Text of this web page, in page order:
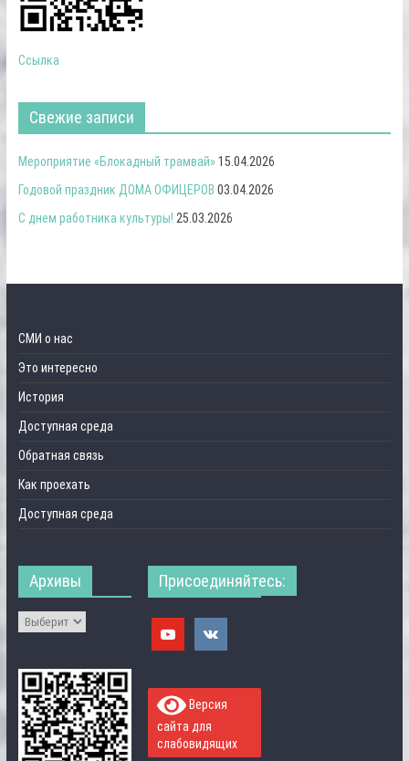
Ссылка
Свежие записи
Мероприятие «Блокадный трамвай» 15.04.2026
Годовой праздник ДОМА ОФИЦЕРОВ 03.04.2026
С днем работника культуры! 25.03.2026
СМИ о нас
Это интересно
История
Доступная среда
Обратная связь
Как проехать
Доступная среда
Архивы Присоединяйтесь:
Версия
сайта для
слабовидящих